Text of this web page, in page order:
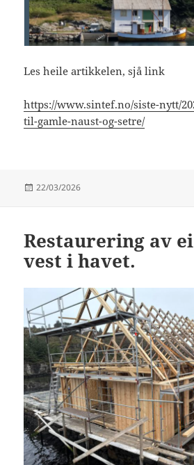
Les heile artikkelen, sjå link
https://www.sintef.no/siste-nytt/
til-gamle-naust-og-setre/
Publisert
22/03/2026
Restaurering av
vest i havet.